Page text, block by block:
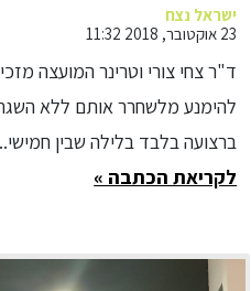
ישראל נצח
23 אוקטובר, 2018 11:32
ד"ר צחי צורי וטרינר המועצה
להימנע מלשחרר אותם ללא
ברצועה בלבד בלילה שבין
לקריאת הכתבה »